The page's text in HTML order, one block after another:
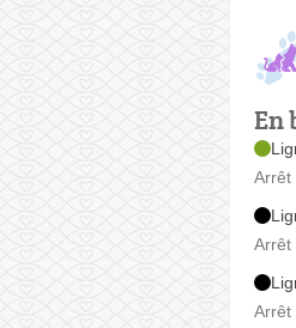
En
Arrêt
Arrêt
Arrêt